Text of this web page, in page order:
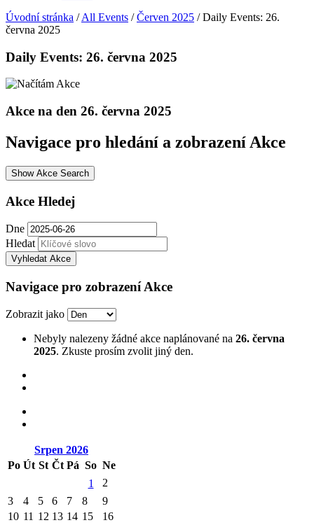
Úvodní stránka /All Events /Červen 2025 /Daily Events: 26.
června 2025
Daily Events: 26. června 2025
Akce na den 26. června 2025
Navigace pro hledání a zobrazení Akce
Show Akce Search
Akce Hledej
Dne
Hledat
Navigace pro zobrazení Akce
Zobrazit jako
Nebyly nalezeny žádné akce naplánované na 26. června
2025. Zkuste prosím zvolit jiný den.
Srpen 2026
Po Út St Čt Pá So Ne
1
2
3
4 5 6 7 8
9
10 11 12 13 14 15
16